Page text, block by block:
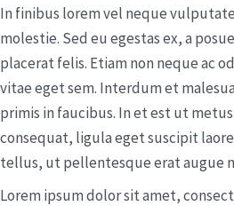
In finibus lorem vel neque
molestie. Sed eu egestas ex, a
placerat felis. Etiam non neque ac
vitae eget sem. Interdum et
primis in faucibus. In et est ut
consequat, ligula eget suscipit
tellus, ut pellentesque erat augue
Lorem ipsum dolor sit amet,